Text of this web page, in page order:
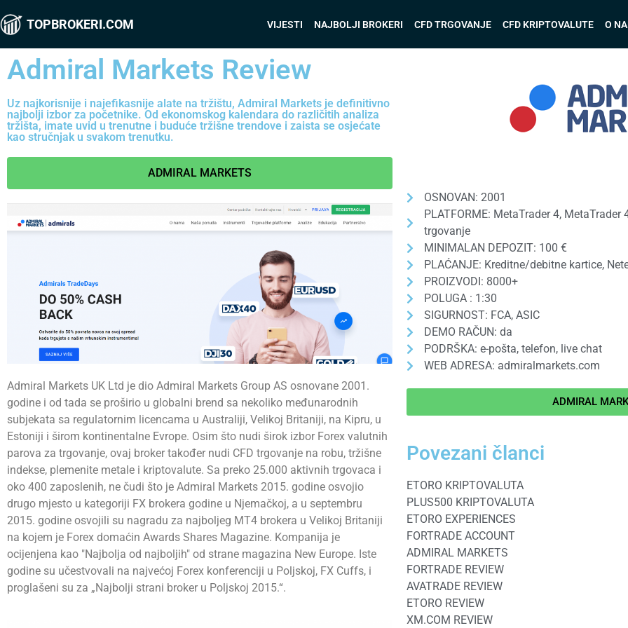
TOPBROKERI.COM VIJESTI NAJBOLJI BROKERI CFD TRGOVANJE CFD KRIPTOVALUTE O
Admiral Markets Review
Uz najkorisnije i najefikasnije alate na tržištu, Admiral Markets je definitivno
najbolji izbor za početnike. Od ekonomskog kalendara do različitih analiza
tržišta, imate uvid u trenutne i buduće tržišne trendove i zaista se osjećate
kao stručnjak u svakom trenutku.
ADMIRAL MARKETS
Admiral Markets UK Ltd je dio Admiral Markets Group AS osnovane 2001.
godine i od tada se proširio u globalni brend sa nekoliko međunarodnih
subjekata sa regulatornim licencama u Australiji, Velikoj Britaniji, na Kipru, u
Estoniji i širom kontinentalne Evrope. Osim što nudi širok izbor Forex valutnih
parova za trgovanje, ovaj broker također nudi CFD trgovanje na robu, tržišne
indekse, plemenite metale i kriptovalute. Sa preko 25.000 aktivnih trgovaca i
oko 400 zaposlenih, ne čudi što je Admiral Markets 2015. godine osvojio
drugo mjesto u kategoriji FX brokera godine u Njemačkoj, a u septembru
2015. godine osvojili su nagradu za najboljeg MT4 brokera u Velikoj Britaniji
na kojem je Forex domaćin Awards Shares Magazine. Kompanija je
ocijenjena kao "Najbolja od najboljih" od strane magazina New Europe. Iste
godine su učestvovali na najvećoj Forex konferenciji u Poljskoj, FX Cuffs, i
proglašeni su za „Najbolji strani broker u Poljskoj 2015.“.
OSNOVAN: 2001
PLATFORME: MetaTrader 4,
trgovanje
MINIMALAN DEPOZIT: 100 €
PLAĆANJE: Kreditne/debitne kartice,
PROIZVODI: 8000+
POLUGA : 1:30
SIGURNOST: FCA, ASIC
DEMO RAČUN: da
PODRŠKA: e-pošta, telefon, live chat
WEB ADRESA: admiralmarkets.com
ADMIRAL
Povezani članci
ETORO KRIPTOVALUTA
PLUS500 KRIPTOVALUTA
ETORO EXPERIENCES
FORTRADE ACCOUNT
ADMIRAL MARKETS
FORTRADE REVIEW
AVATRADE REVIEW
ETORO REVIEW
XM.COM REVIEW